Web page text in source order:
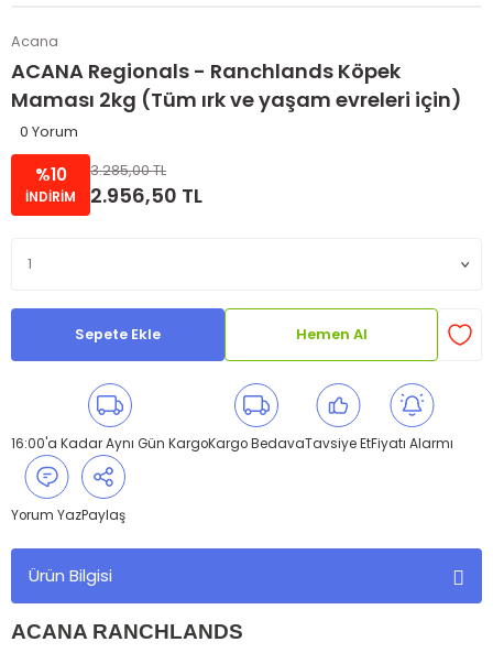
Acana
ACANA Regionals - Ranchlands Köpek
Maması 2kg (Tüm ırk ve yaşam evreleri için)
0 Yorum
%10
İNDİRİM
3.285,00 TL
2.956,50 TL
Sepete Ekle Hemen Al
16:00'a Kadar Aynı Gün KargoKargo BedavaTavsiye EtFiyatı Alarmı
Yorum YazPaylaş
Ürün Bilgisi
ACANA RANCHLANDS